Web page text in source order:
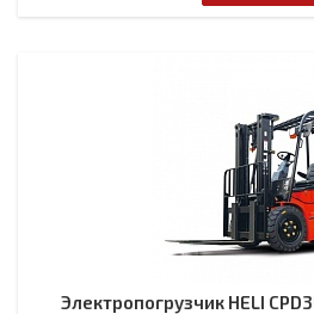
Электропогрузчик HELI